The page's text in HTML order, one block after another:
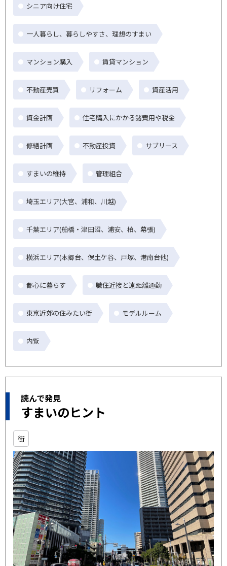
シニア向け住宅
一人暮らし、暮らしやすさ、理想のすまい
マンション購入 賃貸マンション
不動産売買 リフォーム 資産活用
資金計画 住宅購入にかかる諸費用や税金
修繕計画 不動産投資 サブリース
すまいの維持 管理組合
埼玉エリア(大宮、浦和、川越)
千葉エリア(船橋・津田沼、浦安、柏、幕張)
横浜エリア(本郷台、保土ケ谷、戸塚、港南台他)
都心に暮らす 職住近接と遠距離通勤
東京近郊の住みたい街 モデルルーム
内覧
読んで発見
すまいのヒント
街